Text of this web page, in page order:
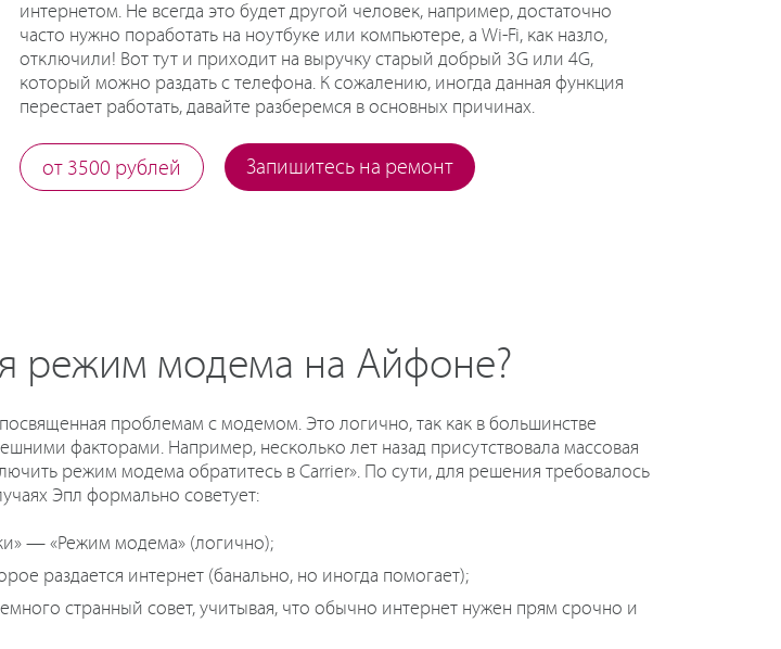
интернетом. Не всегда это будет другой человек, например, достаточно
часто нужно поработать на ноутбуке или компьютере, а Wi-Fi, как назло,
отключили! Вот тут и приходит на выручку старый добрый 3G или 4G,
который можно раздать с телефона. К сожалению, иногда данная функция
перестает работать, давайте разберемся в основных причинах.
от 3500 рублей Запишитесь на ремонт
режим модема на Айфоне?
проблемам с модемом. Это логично, так как в большинстве
факторами. Например, несколько лет назад присутствовала массовая
режим модема обратитесь в Carrier». По сути, для решения требовалось
Эпл формально советует:
— «Режим модема» (логично);
раздается интернет (банально, но иногда помогает);
странный совет, учитывая, что обычно интернет нужен прям срочно и